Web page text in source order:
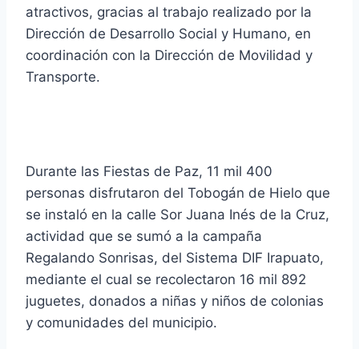
atractivos, gracias al trabajo realizado por la
Dirección de Desarrollo Social y Humano, en
coordinación con la Dirección de Movilidad y
Transporte.
Durante las Fiestas de Paz, 11 mil 400
personas disfrutaron del Tobogán de Hielo que
se instaló en la calle Sor Juana Inés de la Cruz,
actividad que se sumó a la campaña
Regalando Sonrisas, del Sistema DIF Irapuato,
mediante el cual se recolectaron 16 mil 892
juguetes, donados a niñas y niños de colonias
y comunidades del municipio.